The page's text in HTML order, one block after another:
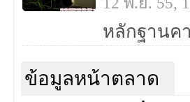
ข้อมูลหน้าตลาด